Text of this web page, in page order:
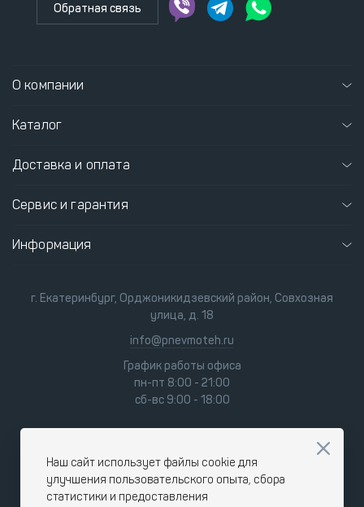
Обратная связь
О компании
Каталог
Доставка и оплата
Сервис и гарантия
Информация
г. Екатеринбург, Орджоникидзевский район, Совхозная
улица, д. 18
info@pnevmoteh.ru
График работы офиса
пн-пт 8:00 - 21:00
сб-вс 9:00 - 18:00
Наш сайт использует файлы cookie для
улучшения пользовательского опыта, сбора
статистики и предоставления